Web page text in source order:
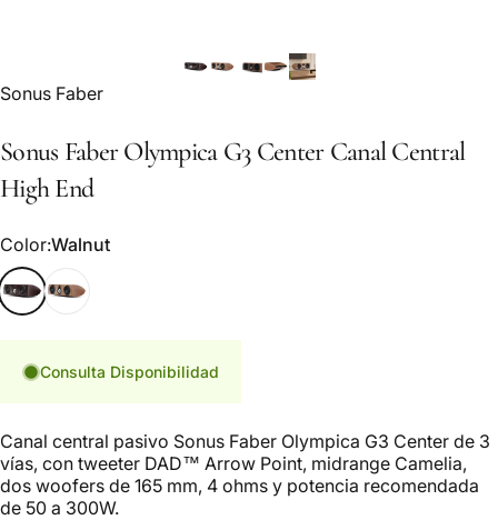
Marca:
Sonus Faber
Sonus Faber Olympica G3 Center Canal Central
High End
Color
Color:Walnut
WalnutWenge
Consulta Disponibilidad
Canal central pasivo Sonus Faber Olympica G3 Center de 3
vías, con tweeter DAD™ Arrow Point, midrange Camelia,
dos woofers de 165 mm, 4 ohms y potencia recomendada
de 50 a 300W.